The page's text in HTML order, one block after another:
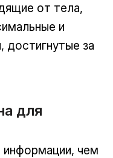
от тела,
и
достигнутые за
для
чем